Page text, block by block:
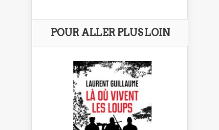
POUR ALLER PLUS LOIN